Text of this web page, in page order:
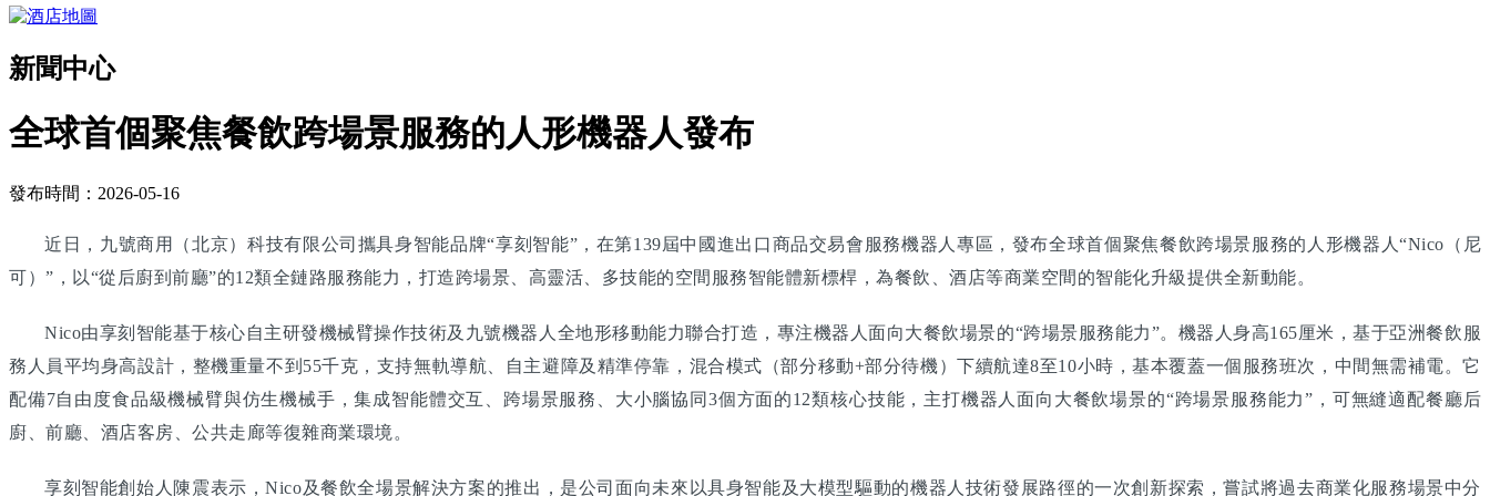
新聞中心
全球首個聚焦餐飲跨場景服務的人形機器人發布
發布時間：2026-05-16
近日，九號商用（北京）科技有限公司攜具身智能品牌“享刻智能”，在第139屆中國進出口商品交易會服務機器人專區，發布全球首個聚焦餐飲跨場景服務的人形機器人“Nico（尼
可）”，以“從后廚到前廳”的12類全鏈路服務能力，打造跨場景、高靈活、多技能的空間服務智能體新標桿，為餐飲、酒店等商業空間的智能化升級提供全新動能。
Nico由享刻智能基于核心自主研發機械臂操作技術及九號機器人全地形移動能力聯合打造，專注機器人面向大餐飲場景的“跨場景服務能力”。機器人身高165厘米，基于亞洲餐飲服
務人員平均身高設計，整機重量不到55千克，支持無軌導航、自主避障及精準停靠，混合模式（部分移動+部分待機）下續航達8至10小時，基本覆蓋一個服務班次，中間無需補電。它
配備7自由度食品級機械臂與仿生機械手，集成智能體交互、跨場景服務、大小腦協同3個方面的12類核心技能，主打機器人面向大餐飲場景的“跨場景服務能力”，可無縫適配餐廳后
廚、前廳、酒店客房、公共走廊等復雜商業環境。
享刻智能創始人陳震表示，Nico及餐飲全場景解決方案的推出，是公司面向未來以具身智能及大模型驅動的機器人技術發展路徑的一次創新探索，嘗試將過去商業化服務場景中分